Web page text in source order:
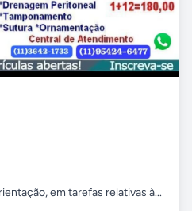
em tarefas relativas à...